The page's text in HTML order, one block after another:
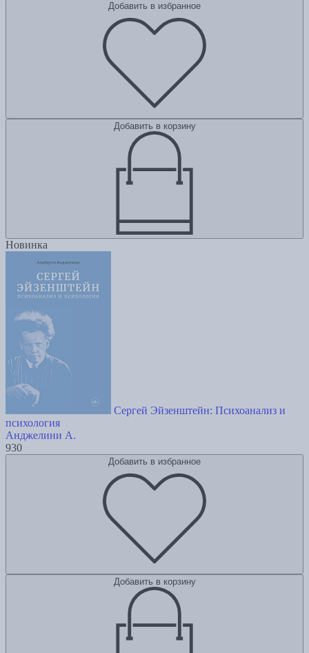
Добавить в избранное
Добавить в корзину
Новинка
Сергей Эйзенштейн: Психоанализ и
психология
Анджелини А.
930
Добавить в избранное
Добавить в корзину